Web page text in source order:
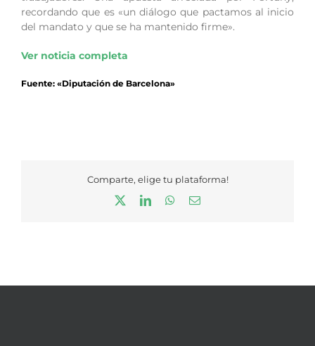
recordando que es «un diálogo que pactamos al inicio
del mandato y que se ha mantenido firme».
Ver noticia completa
Fuente: «Diputación de Barcelona»
Comparte, elige tu plataforma!
LinkedInWhatsApp
Correo